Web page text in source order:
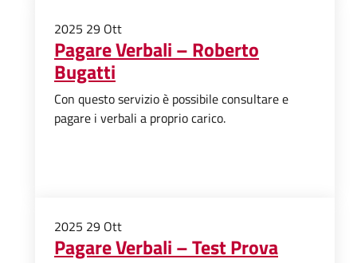
2025 29 Ott
Pagare Verbali – Roberto
Bugatti
Con questo servizio è possibile consultare e
pagare i verbali a proprio carico.
2025 29 Ott
Pagare Verbali – Test Prova